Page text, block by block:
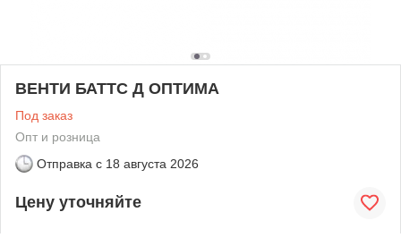
ВЕНТИ БАТТС Д ОПТИМА
Под заказ
Опт и розница
Отправка с 18 августа 2026
Цену уточняйте